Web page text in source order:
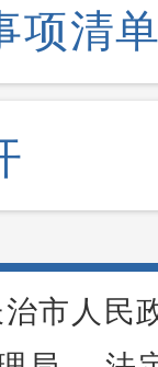
项清
市人民